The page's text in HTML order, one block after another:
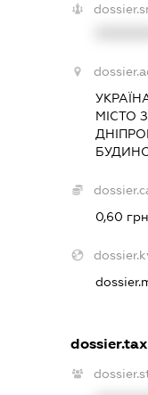
МІСТО
0,60
dossier.tax